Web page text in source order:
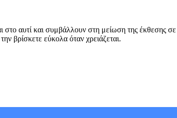
αυτί και συμβάλλουν στη μείωση της έκθεσης
βρίσκετε εύκολα όταν χρειάζεται.